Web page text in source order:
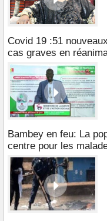
Covid 19 :51
cas graves en
Bambey en feu: La
centre pour les